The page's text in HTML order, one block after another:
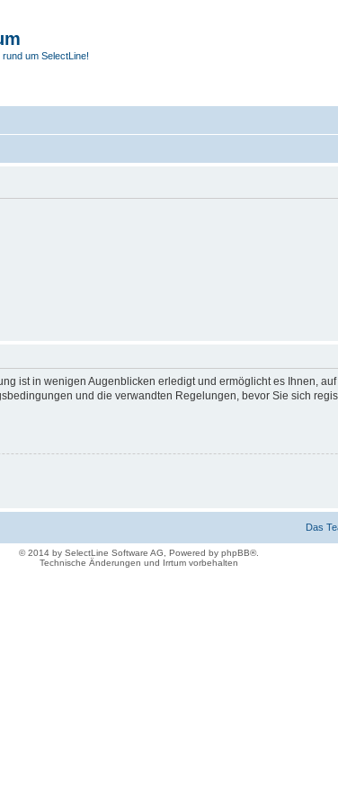
um SelectLine!
ist in wenigen Augenblicken erledigt und ermöglicht es Ihnen,
und die verwandten Regelungen, bevor Sie sich
Das
© 2014 by SelectLine Software AG, Powered by phpBB®.
Technische Änderungen und Irrtum vorbehalten